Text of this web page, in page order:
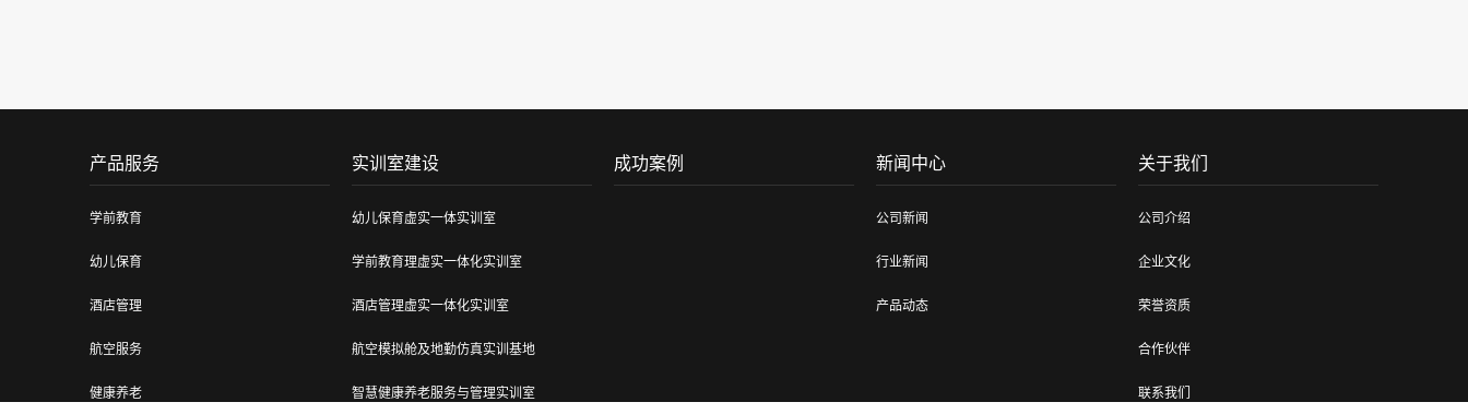
产品服务
学前教育
幼儿保育
酒店管理
航空服务
健康养老
实训室建设
幼儿保育虚实一体实训室
学前教育理虚实一体化实训室
酒店管理虚实一体化实训室
航空模拟舱及地勤仿真实训基地
智慧健康养老服务与管理实训室
成功案例 新闻中心
公司新闻
行业新闻
产品动态
关于我们
公司介绍
企业文化
荣誉资质
合作伙伴
联系我们